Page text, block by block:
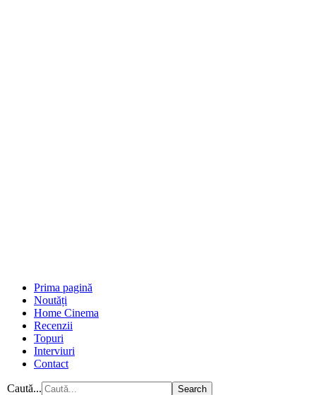
Prima pagină
Noutăți
Home Cinema
Recenzii
Topuri
Interviuri
Contact
Caută...